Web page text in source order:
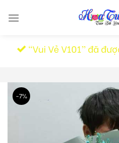
“Vui Vẻ V101” đã
-7%